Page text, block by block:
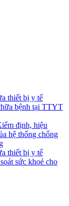
thiết bị y tế
bệnh tại TTYT
định, hiệu
hệ thống chống
thiết bị y tế
sức khoẻ cho